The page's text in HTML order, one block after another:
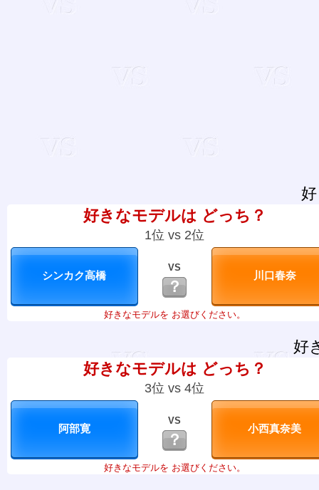
好きなモデルは どっち？
1位 vs 2位
VS
？
好きなモデルを お選びください。
好
好きなモデルは どっち？
3位 vs 4位
VS
？
好きなモデルを お選びください。